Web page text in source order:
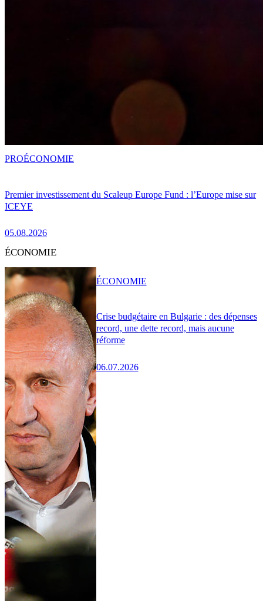
Premier investissement du Scaleup Europe Fund : l’Europe mise sur
ICEYE
05.08.2026
PROÉCONOMIE
ÉCONOMIE
Crise budgétaire en Bulgarie : des dépenses
record, une dette record, mais aucune
réforme
06.07.2026
ÉCONOMIE